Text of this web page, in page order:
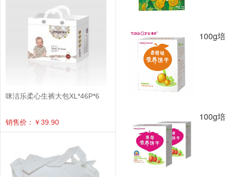
100g
100g
咪洁乐柔心生裤大包XL*46P*6
销售价：￥39.90